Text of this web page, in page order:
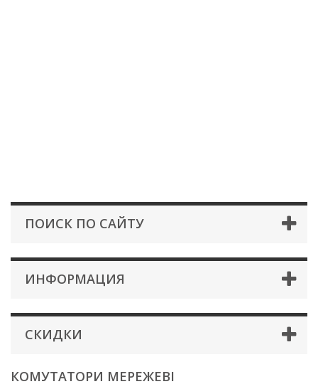
ПОИСК ПО САЙТУ
ИНФОРМАЦИЯ
СКИДКИ
КОМУТАТОРИ МЕРЕЖЕВІ